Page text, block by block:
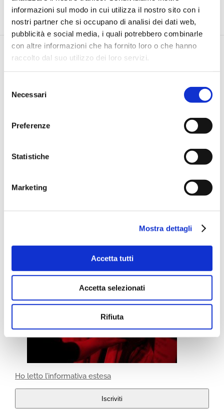
informazioni sul modo in cui utilizza il nostro sito con i
nostri partner che si occupano di analisi dei dati web,
pubblicità e social media, i quali potrebbero combinarle
con altre informazioni che ha fornito loro o che hanno
raccolto dal suo utilizzo dei loro servizi.
delNecessari
Preferenze
Statistiche
Marketing
Mostra dettagli
Accetta tutti
Accetta selezionati
Rifiuta
TEL |
Ho letto l’informativa estesa
Iscriviti